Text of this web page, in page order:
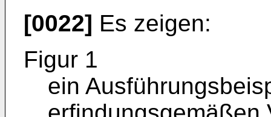
[0022] Es zeigen:
Figur 1
ein